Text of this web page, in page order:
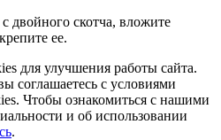
двойного скотча, вложите
ее.
для улучшения работы сайта.
соглашаетесь с условиями
Чтобы ознакомиться с нашими
и об использовании
.